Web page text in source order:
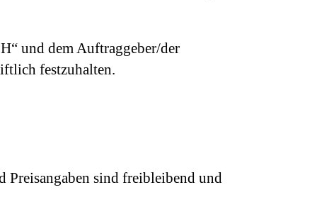
und dem Auftraggeber/der
festzuhalten.
Preisangaben sind freibleibend und